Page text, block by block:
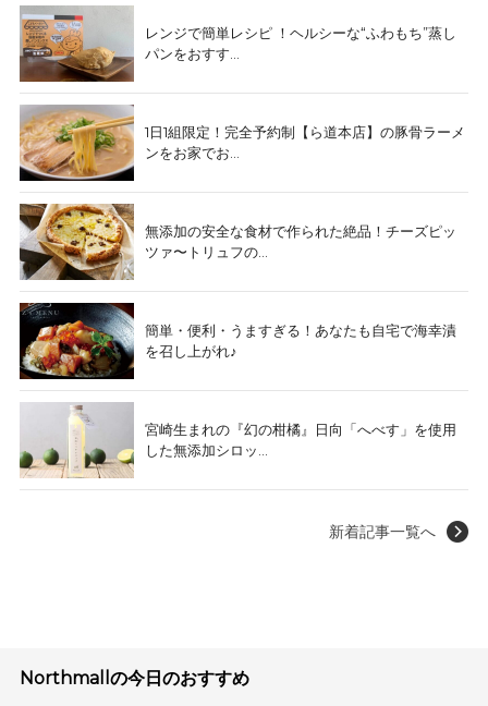
レンジで簡単レシピ ！ヘルシーな“ふわもち”蒸し
パンをおすす...
1日1組限定！完全予約制【ら道本店】の豚骨ラーメ
ンをお家でお...
無添加の安全な食材で作られた絶品！チーズピッ
ツァ〜トリュフの...
簡単・便利・うますぎる！あなたも自宅で海幸漬
を召し上がれ♪
宮崎生まれの『幻の柑橘』日向「へべす」を使用
した無添加シロッ...
新着記事一覧へ
Northmallの今日のおすすめ